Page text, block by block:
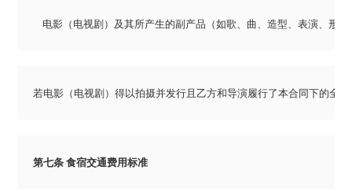
电影（电视剧）及其所产生的副产品（如歌、曲、造型、表演、
若电影（电视剧）得以拍摄并发行且乙方和导演履行了本合同下的全
第七条 食宿交通费用标准